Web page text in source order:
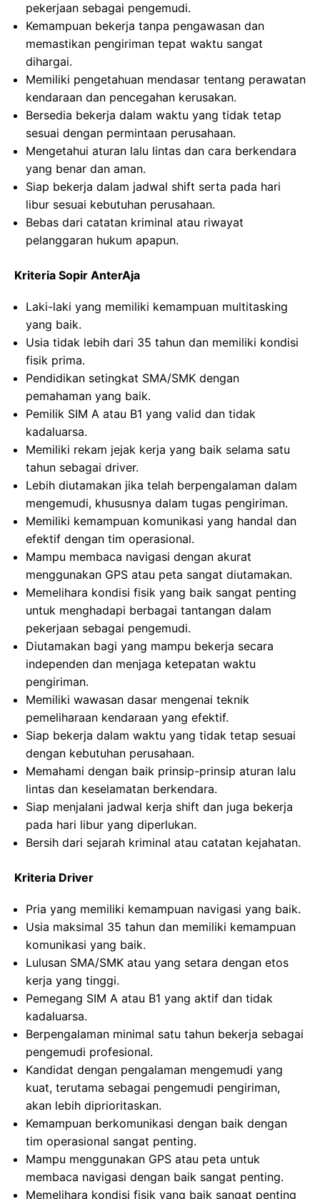
pekerjaan sebagai pengemudi.
Kemampuan bekerja tanpa pengawasan dan
memastikan pengiriman tepat waktu sangat
dihargai.
Memiliki pengetahuan mendasar tentang perawatan
kendaraan dan pencegahan kerusakan.
Bersedia bekerja dalam waktu yang tidak tetap
sesuai dengan permintaan perusahaan.
Mengetahui aturan lalu lintas dan cara berkendara
yang benar dan aman.
Siap bekerja dalam jadwal shift serta pada hari
libur sesuai kebutuhan perusahaan.
Bebas dari catatan kriminal atau riwayat
pelanggaran hukum apapun.
Kriteria Sopir AnterAja
Laki-laki yang memiliki kemampuan multitasking
yang baik.
Usia tidak lebih dari 35 tahun dan memiliki kondisi
fisik prima.
Pendidikan setingkat SMA/SMK dengan
pemahaman yang baik.
Pemilik SIM A atau B1 yang valid dan tidak
kadaluarsa.
Memiliki rekam jejak kerja yang baik selama satu
tahun sebagai driver.
Lebih diutamakan jika telah berpengalaman dalam
mengemudi, khususnya dalam tugas pengiriman.
Memiliki kemampuan komunikasi yang handal dan
efektif dengan tim operasional.
Mampu membaca navigasi dengan akurat
menggunakan GPS atau peta sangat diutamakan.
Memelihara kondisi fisik yang baik sangat penting
untuk menghadapi berbagai tantangan dalam
pekerjaan sebagai pengemudi.
Diutamakan bagi yang mampu bekerja secara
independen dan menjaga ketepatan waktu
pengiriman.
Memiliki wawasan dasar mengenai teknik
pemeliharaan kendaraan yang efektif.
Siap bekerja dalam waktu yang tidak tetap sesuai
dengan kebutuhan perusahaan.
Memahami dengan baik prinsip-prinsip aturan lalu
lintas dan keselamatan berkendara.
Siap menjalani jadwal kerja shift dan juga bekerja
pada hari libur yang diperlukan.
Bersih dari sejarah kriminal atau catatan kejahatan.
Kriteria Driver
Pria yang memiliki kemampuan navigasi yang baik.
Usia maksimal 35 tahun dan memiliki kemampuan
komunikasi yang baik.
Lulusan SMA/SMK atau yang setara dengan etos
kerja yang tinggi.
Pemegang SIM A atau B1 yang aktif dan tidak
kadaluarsa.
Berpengalaman minimal satu tahun bekerja sebagai
pengemudi profesional.
Kandidat dengan pengalaman mengemudi yang
kuat, terutama sebagai pengemudi pengiriman,
akan lebih diprioritaskan.
Kemampuan berkomunikasi dengan baik dengan
tim operasional sangat penting.
Mampu menggunakan GPS atau peta untuk
membaca navigasi dengan baik sangat penting.
Memelihara kondisi fisik yang baik sangat penting